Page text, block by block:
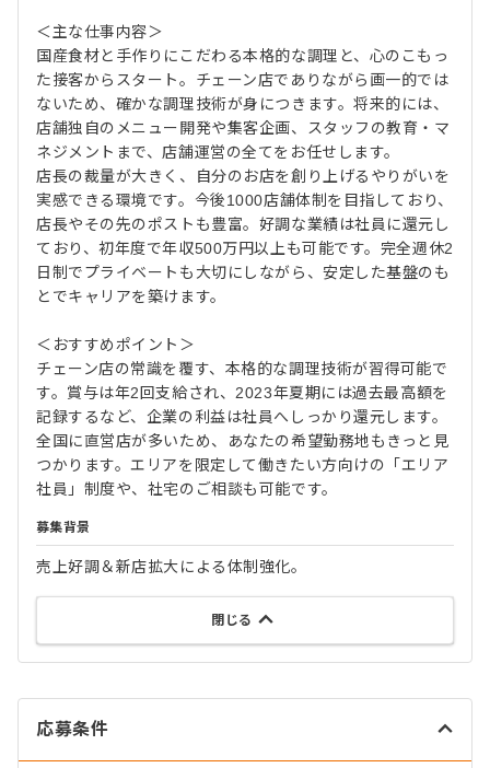
＜主な仕事内容＞
国産食材と手作りにこだわる本格的な調理と、心のこもっ
た接客からスタート。チェーン店でありながら画一的では
ないため、確かな調理技術が身につきます。将来的には、
店舗独自のメニュー開発や集客企画、スタッフの教育・マ
ネジメントまで、店舗運営の全てをお任せします。
店長の裁量が大きく、自分のお店を創り上げるやりがいを
実感できる環境です。今後1000店舗体制を目指しており、
店長やその先のポストも豊富。好調な業績は社員に還元し
ており、初年度で年収500万円以上も可能です。完全週休2
日制でプライベートも大切にしながら、安定した基盤のも
とでキャリアを築けます。
＜おすすめポイント＞
チェーン店の常識を覆す、本格的な調理技術が習得可能で
す。賞与は年2回支給され、2023年夏期には過去最高額を
記録するなど、企業の利益は社員へしっかり還元します。
全国に直営店が多いため、あなたの希望勤務地もきっと見
つかります。エリアを限定して働きたい方向けの「エリア
社員」制度や、社宅のご相談も可能です。
募集背景
売上好調＆新店拡大による体制強化。
閉じる
応募条件